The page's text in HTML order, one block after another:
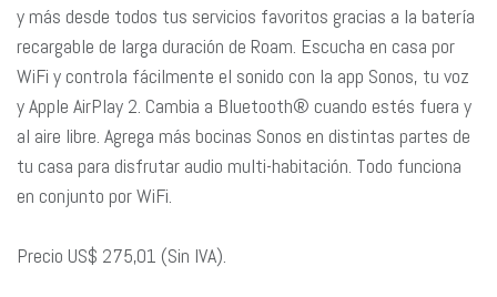
y más desde todos tus servicios favoritos gracias a la batería
recargable de larga duración de Roam. Escucha en casa por
WiFi y controla fácilmente el sonido con la app Sonos, tu voz
y Apple AirPlay 2. Cambia a Bluetooth® cuando estés fuera y
al aire libre. Agrega más bocinas Sonos en distintas partes de
tu casa para disfrutar audio multi-habitación. Todo funciona
en conjunto por WiFi.
Precio US$ 275,01 (Sin IVA).